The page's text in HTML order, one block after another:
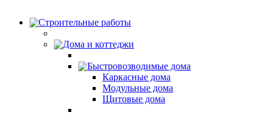
Строительные работы
Дома и коттеджи
Быстровозводимые дома
Каркасные дома
Модульные дома
Щитовые дома